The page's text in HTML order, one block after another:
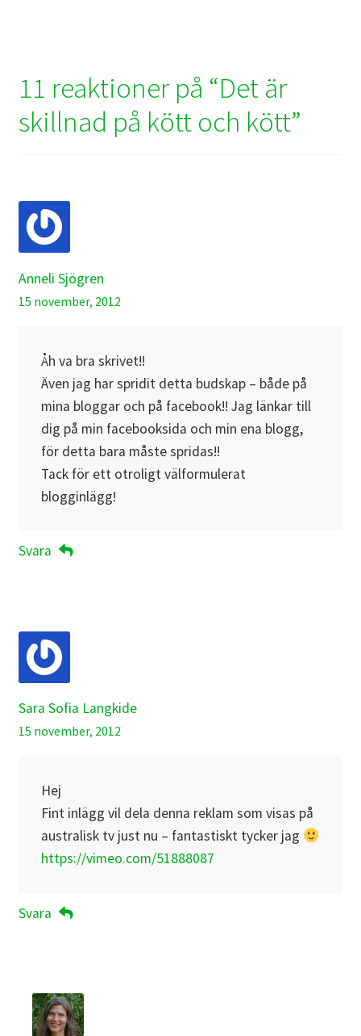
11 reaktioner på “Det är
skillnad på kött och kött”
Anneli Sjögren
15 november, 2012
Åh va bra skrivet!!
Även jag har spridit detta budskap – både på
mina bloggar och på facebook!! Jag länkar till
dig på min facebooksida och min ena blogg,
för detta bara måste spridas!!
Tack för ett otroligt välformulerat
blogginlägg!
Svara
Sara Sofia Langkide
15 november, 2012
Hej
Fint inlägg vil dela denna reklam som visas på
australisk tv just nu – fantastiskt tycker jag
https://vimeo.com/51888087
Svara